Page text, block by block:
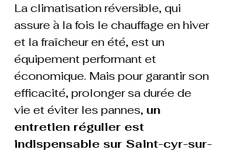
La climatisation réversible, qui
assure à la fois le chauffage en hiver
et la fraîcheur en été, est un
équipement performant et
économique. Mais pour garantir son
efficacité, prolonger sa durée de
vie et éviter les pannes, un
entretien régulier est
indispensable sur Saint-cyr-sur-